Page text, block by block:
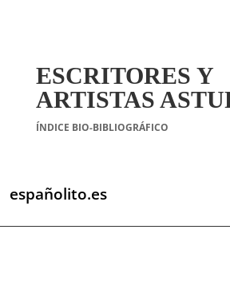
ESCRITORES Y
ARTISTAS
ÍNDICE BIO-BIBLIOGRÁFICO
españolito.es